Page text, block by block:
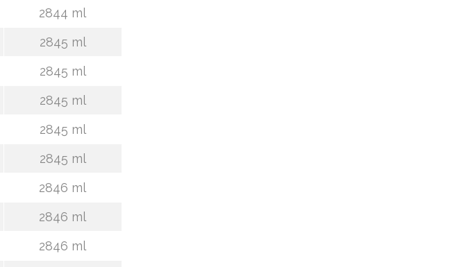
2844 ml
2845 ml
2845 ml
2845 ml
2845 ml
2845 ml
2846 ml
2846 ml
2846 ml